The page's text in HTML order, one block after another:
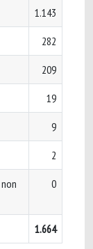
1.143
282
209
19
9
2
0
1.664